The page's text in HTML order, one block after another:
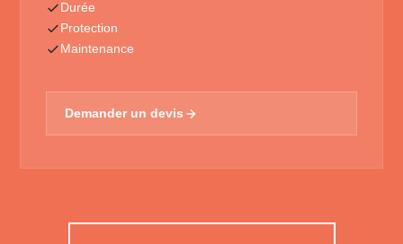
Durée
Protection
Maintenance
Demander un devis